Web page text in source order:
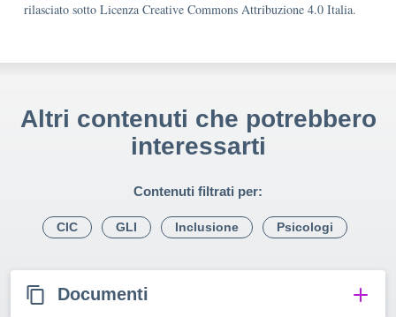
rilasciato sotto Licenza Creative Commons Attribuzione 4.0 Italia.
Altri contenuti che potrebbero
interessarti
Contenuti filtrati per:
CIC GLI Inclusione Psicologi
Documenti